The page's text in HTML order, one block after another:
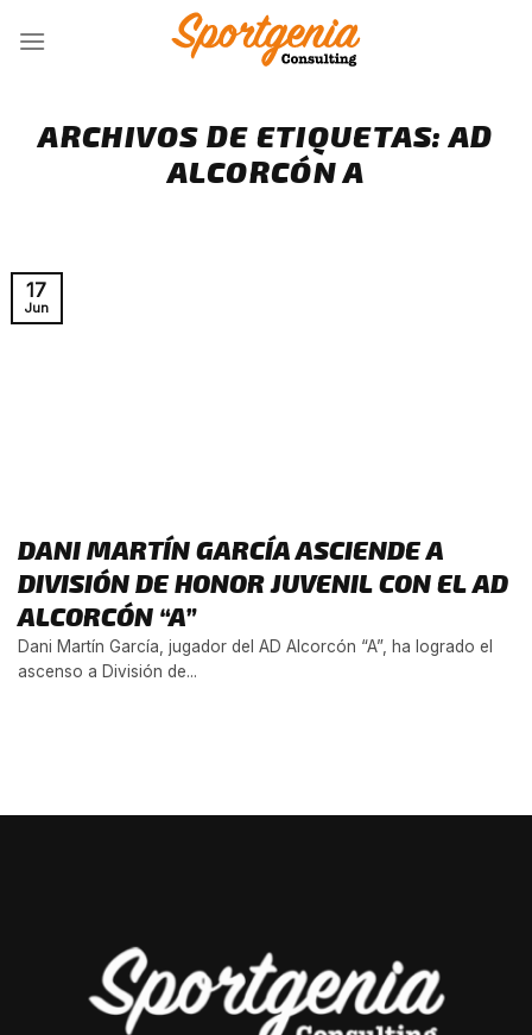
ARCHIVOS DE ETIQUETAS:AD
ALCORCÓN A
DANI MARTÍN GARCÍA ASCIENDE A
DIVISIÓN DE HONOR JUVENIL CON EL AD
ALCORCÓN “A”
Dani Martín García, jugador del AD Alcorcón “A”, ha logrado el
ascenso a División de...
17
Jun